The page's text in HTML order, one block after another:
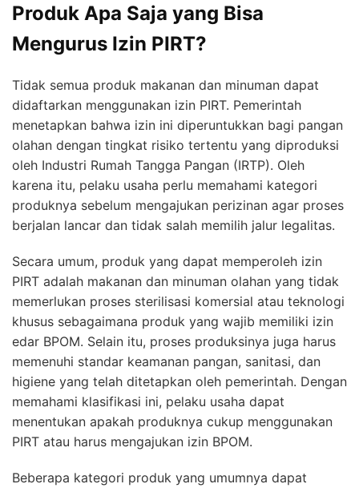
Produk Apa Saja yang Bisa
Mengurus Izin PIRT?
Tidak semua produk makanan dan minuman dapat
didaftarkan menggunakan izin PIRT. Pemerintah
menetapkan bahwa izin ini diperuntukkan bagi pangan
olahan dengan tingkat risiko tertentu yang diproduksi
oleh Industri Rumah Tangga Pangan (IRTP). Oleh
karena itu, pelaku usaha perlu memahami kategori
produknya sebelum mengajukan perizinan agar proses
berjalan lancar dan tidak salah memilih jalur legalitas.
Secara umum, produk yang dapat memperoleh izin
PIRT adalah makanan dan minuman olahan yang tidak
memerlukan proses sterilisasi komersial atau teknologi
khusus sebagaimana produk yang wajib memiliki izin
edar BPOM. Selain itu, proses produksinya juga harus
memenuhi standar keamanan pangan, sanitasi, dan
higiene yang telah ditetapkan oleh pemerintah. Dengan
memahami klasifikasi ini, pelaku usaha dapat
menentukan apakah produknya cukup menggunakan
PIRT atau harus mengajukan izin BPOM.
Beberapa kategori produk yang umumnya dapat